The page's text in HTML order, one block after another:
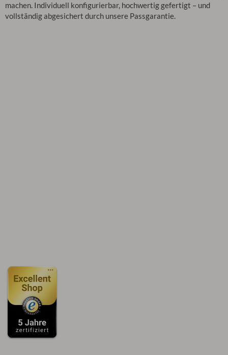
machen. Individuell konfigurierbar, hochwertig gefertigt – und
vollständig abgesichert durch unsere Passgarantie.